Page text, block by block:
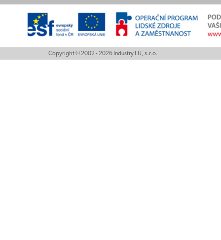
Copyright © 2002 - 2026 Industry EU, s.r.o.